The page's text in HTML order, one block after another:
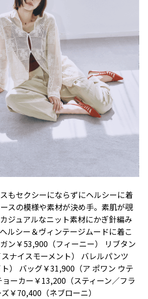
もセクシーにならずにヘルシーに着
スの模様や素材が決め手。素肌が覗
ジュアルなニット素材にかぎ針編み
ルシー＆ヴィンテージムードに着こ
ン￥53,900（フィーニー） リブタン
ナイスモーメント） バレルパンツ
） バッグ￥31,900（ア ポワン ウテ
ーカー￥13,200（スティーン／フラ
￥70,400（ネブローニ）